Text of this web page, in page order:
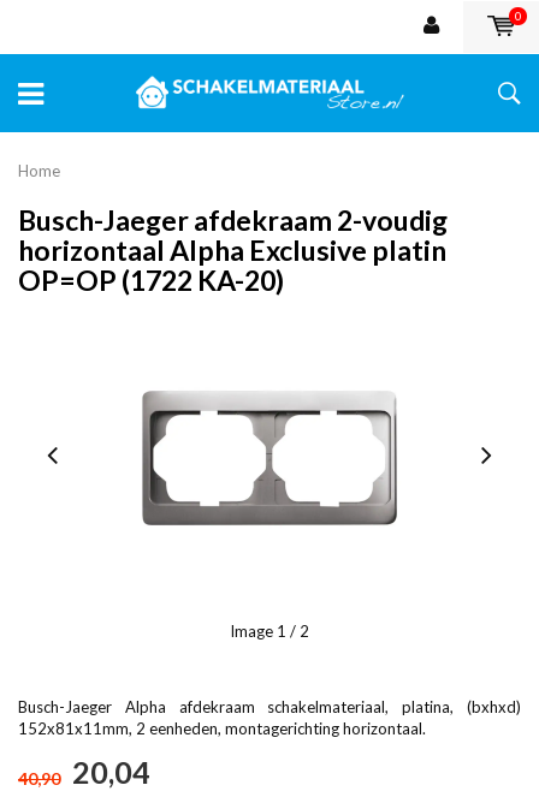
0
Home
Busch-Jaeger afdekraam 2-voudig
horizontaal Alpha Exclusive platin
OP=OP (1722 KA-20)
Image 1 / 2
Busch-Jaeger Alpha afdekraam schakelmateriaal, platina, (bxhxd)
152x81x11mm, 2 eenheden, montagerichting horizontaal.
40,90 20,04